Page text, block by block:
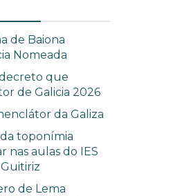
de Baiona
Nomeada
que
de Galicia 2026
da Galiza
toponímia
nas aulas do IES
de Lema